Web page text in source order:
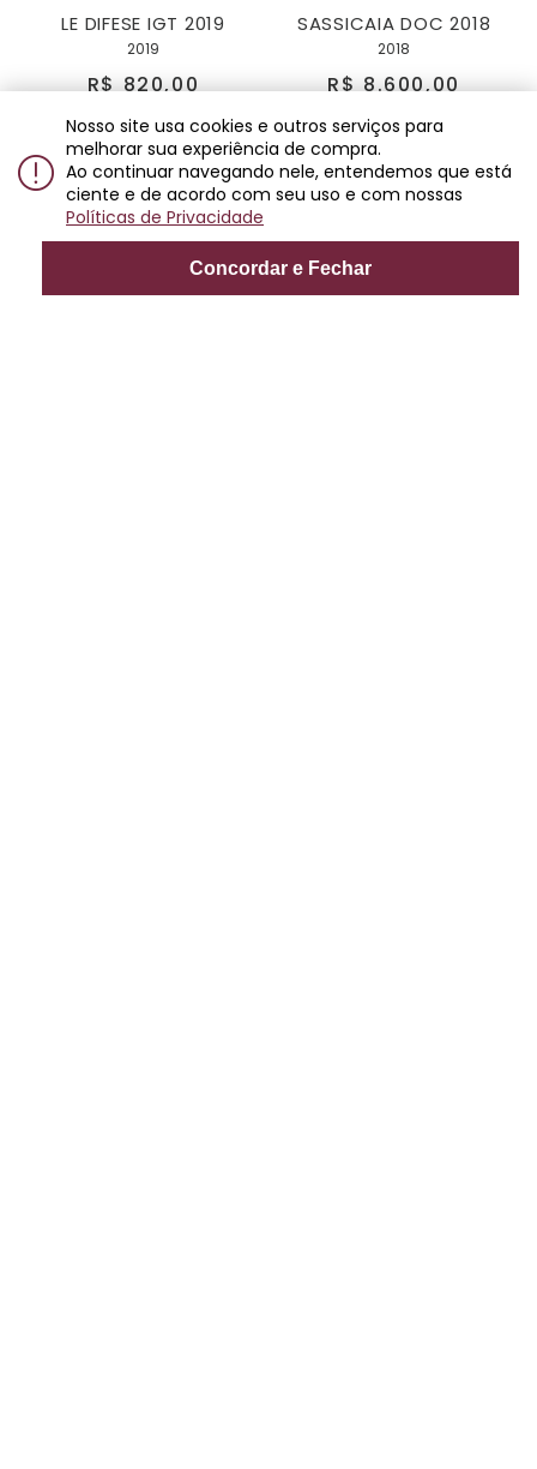
LE DIFESE IGT 2019
2019
R$ 820,00
SASSICAIA DOC 2018
2018
R$ 8.600,00
Nosso site usa cookies e outros serviços para
melhorar sua experiência de compra.
Ao continuar navegando nele, entendemos que está
ciente e de acordo com seu uso e com nossas
Políticas de Privacidade
Concordar e Fechar